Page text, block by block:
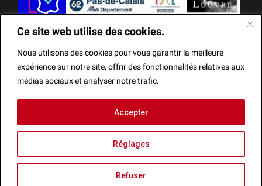
Ce site web utilise des cookies.
Nous utilisons des cookies pour vous garantir la meilleure
expérience sur notre site, offrir des fonctionnalités relatives aux
médias sociaux et analyser notre trafic.
Réglages
Refuser
Accepter
Menu
Mentions LégalesActes administratifs
Ce site web utilise des cookies.
Nous utilisons des cookies pour vous garantir la meilleure
expérience sur notre site, offrir des fonctionnalités relatives
aux médias sociaux et analyser notre trafic.
Réglages